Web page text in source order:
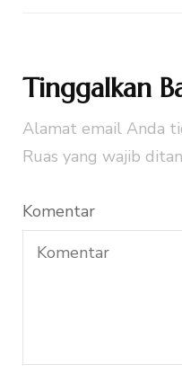
Tinggalkan
Alamat email Anda
Ruas yang wajib
Komentar